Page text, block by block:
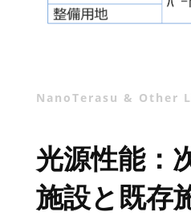
NanoTerasu & Other
光源性能：
施設と既存